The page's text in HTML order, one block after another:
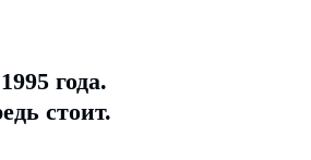
года.
стоит.